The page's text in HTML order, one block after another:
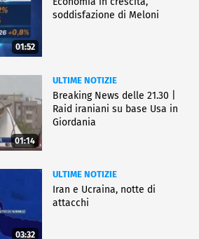
01:52
soddisfazione di Meloni
01:14
ULTIME NOTIZIE
Breaking News delle 21.30 |
Raid iraniani su base Usa in
Giordania
03:32
ULTIME NOTIZIE
Iran e Ucraina, notte di
attacchi